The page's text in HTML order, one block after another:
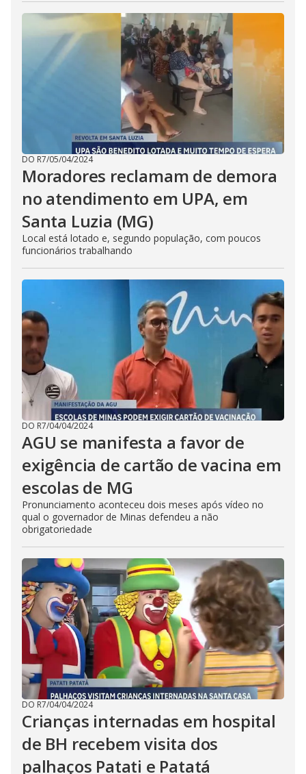
DO R7/05/04/2024
Moradores reclamam de demora
no atendimento em UPA, em
Santa Luzia (MG)
Local está lotado e, segundo população, com poucos
funcionários trabalhando
DO R7/04/04/2024
AGU se manifesta a favor de
exigência de cartão de vacina em
escolas de MG
Pronunciamento aconteceu dois meses após vídeo no
qual o governador de Minas defendeu a não
obrigatoriedade
DO R7/04/04/2024
Crianças internadas em hospital
de BH recebem visita dos
palhaços Patati e Patatá